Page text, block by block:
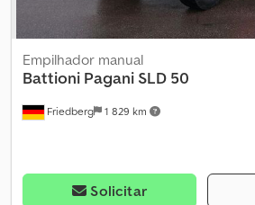
Friedberg 1 829 km
Empilhador manual
Battioni Pagani SLD 50
Solicitar